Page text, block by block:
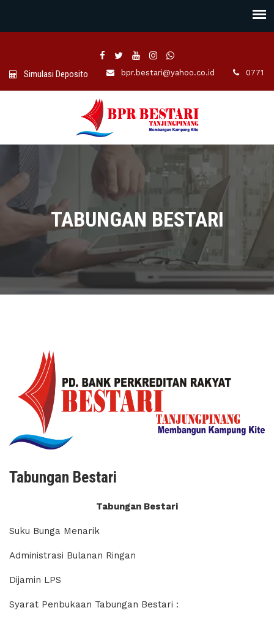
Simulasi Deposito bpr.bestari@yahoo.co.id 0771 -
TABUNGAN BESTARI
Tabungan Bestari
Tabungan Bestari
Suku Bunga Menarik
Administrasi Bulanan Ringan
Dijamin LPS
Syarat Penbukaan Tabungan Bestari :